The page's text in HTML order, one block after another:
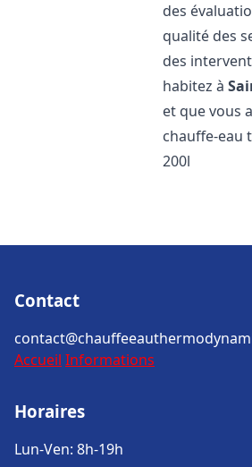
des
qualité des
des
habitez à
et que vous
chauffe-eau
200l
Contact
Accueil Informations
Horaires
Lun-Ven: 8h-19h